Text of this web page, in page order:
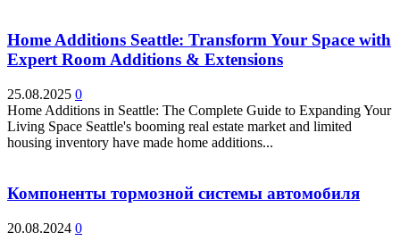
Home Additions Seattle: Transform Your Space with
Expert Room Additions & Extensions
25.08.2025 0
Home Additions in Seattle: The Complete Guide to Expanding Your
Living Space Seattle's booming real estate market and limited
housing inventory have made home additions...
Компоненты тормозной системы автомобиля
20.08.2024 0